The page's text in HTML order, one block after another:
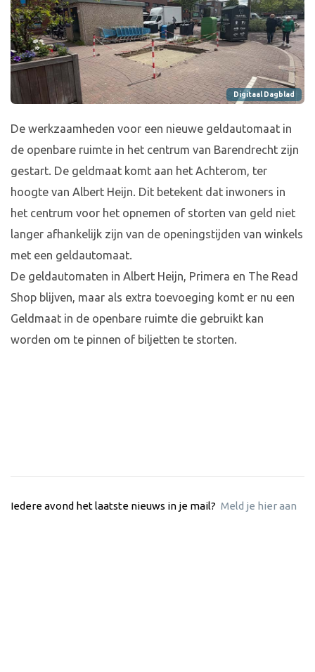
Digitaal Dagblad
De werkzaamheden voor een nieuwe geldautomaat in
de openbare ruimte in het centrum van Barendrecht zijn
gestart. De geldmaat komt aan het Achterom, ter
hoogte van Albert Heijn. Dit betekent dat inwoners in
het centrum voor het opnemen of storten van geld niet
langer afhankelijk zijn van de openingstijden van winkels
met een geldautomaat.
De geldautomaten in Albert Heijn, Primera en The Read
Shop blijven, maar als extra toevoeging komt er nu een
Geldmaat in de openbare ruimte die gebruikt kan
worden om te pinnen of biljetten te storten.
Iedere avond het laatste nieuws in je mail? Meld je hier aan